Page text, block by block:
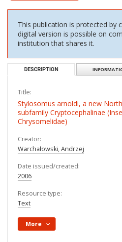
This publication is protected by
digital version is possible on
institution that shares it.
DESCRIPTION
Title:
Stylosomus arnoldi, a new
subfamily Cryptocephalinae
Chrysomelidae)
Creator:
Warchałowski, Andrzej
Date issued/created:
2006
Resource type:
Text
More